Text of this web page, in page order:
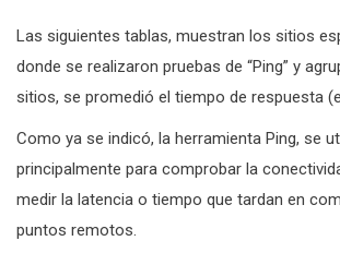
Las siguientes tablas, muestran los sitios
donde se realizaron pruebas de “Ping” y
sitios, se promedió el tiempo de respuesta
Como ya se indicó, la herramienta Ping, se
principalmente para comprobar la
medir la latencia o tiempo que tardan en
puntos remotos.